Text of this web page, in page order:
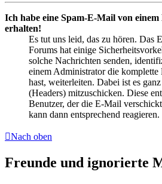
Ich habe eine Spam-E-Mail von
erhalten!
Es tut uns leid, das zu hören. Das
Forums hat einige
solche Nachrichten senden,
einem Administrator die
hast, weiterleiten. Dabei ist es
(Headers) mitzuschicken. Diese
Benutzer, der die E-Mail
kann dann entsprechend reagieren.
Nach oben
Freunde und ignorierte